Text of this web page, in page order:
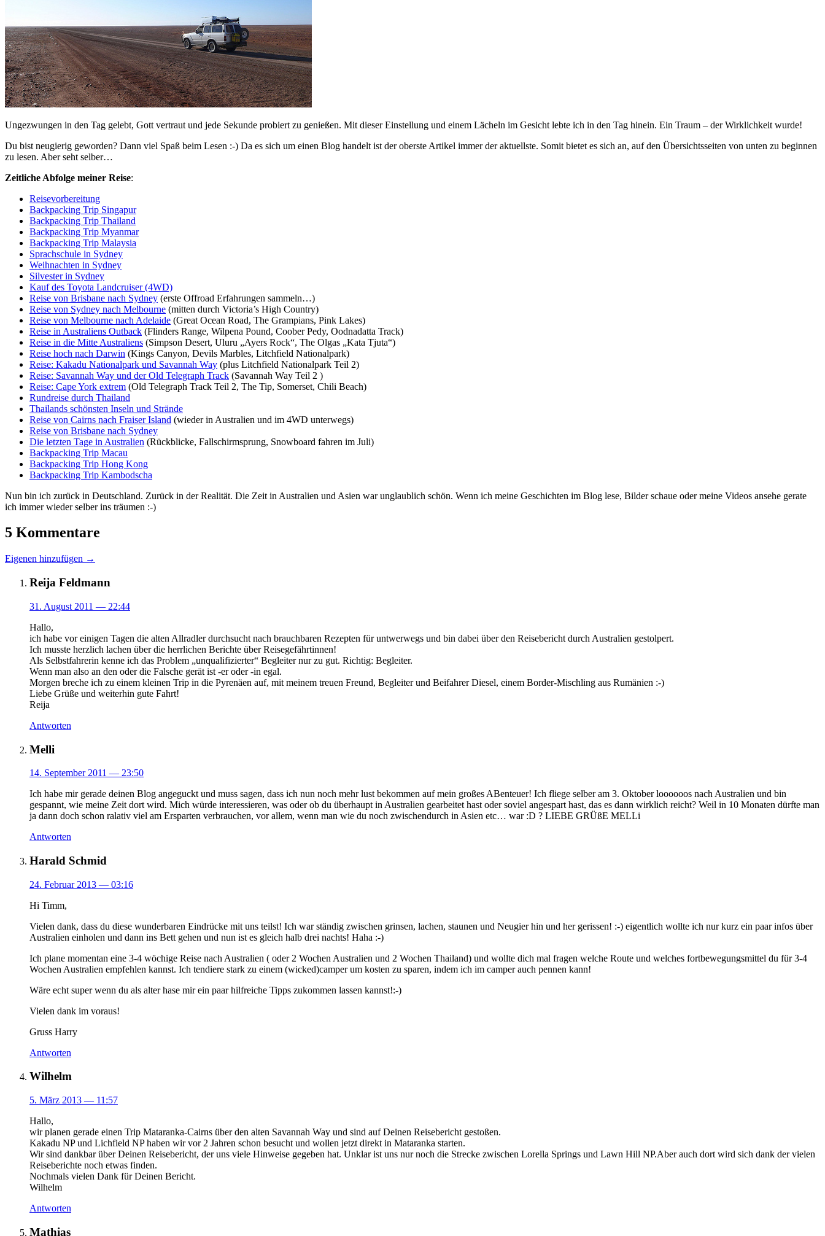
Ungezwungen in den Tag gelebt, Gott vertraut und jede Sekunde probiert zu genießen. Mit dieser Einstellung und einem Lächeln im Gesicht lebte ich in den Tag hinein. Ein Traum – der Wirklichkeit wurde!
Du bist neugierig geworden? Dann viel Spaß beim Lesen :-) Da es sich um einen Blog handelt ist der oberste Artikel immer der aktuellste. Somit bietet es sich an, auf den Übersichtsseiten von unten zu beginnen
zu lesen. Aber seht selber…
Zeitliche Abfolge meiner Reise:
Reisevorbereitung
Backpacking Trip Singapur
Backpacking Trip Thailand
Backpacking Trip Myanmar
Backpacking Trip Malaysia
Sprachschule in Sydney
Weihnachten in Sydney
Silvester in Sydney
Kauf des Toyota Landcruiser (4WD)
Reise von Brisbane nach Sydney (erste Offroad Erfahrungen sammeln…)
Reise von Sydney nach Melbourne (mitten durch Victoria’s High Country)
Reise von Melbourne nach Adelaide (Great Ocean Road, The Grampians, Pink Lakes)
Reise in Australiens Outback (Flinders Range, Wilpena Pound, Coober Pedy, Oodnadatta Track)
Reise in die Mitte Australiens (Simpson Desert, Uluru „Ayers Rock“, The Olgas „Kata Tjuta“)
Reise hoch nach Darwin (Kings Canyon, Devils Marbles, Litchfield Nationalpark)
Reise: Kakadu Nationalpark und Savannah Way (plus Litchfield Nationalpark Teil 2)
Reise: Savannah Way und der Old Telegraph Track (Savannah Way Teil 2 )
Reise: Cape York extrem (Old Telegraph Track Teil 2, The Tip, Somerset, Chili Beach)
Rundreise durch Thailand
Thailands schönsten Inseln und Strände
Reise von Cairns nach Fraiser Island (wieder in Australien und im 4WD unterwegs)
Reise von Brisbane nach Sydney
Die letzten Tage in Australien (Rückblicke, Fallschirmsprung, Snowboard fahren im Juli)
Backpacking Trip Macau
Backpacking Trip Hong Kong
Backpacking Trip Kambodscha
Nun bin ich zurück in Deutschland. Zurück in der Realität. Die Zeit in Australien und Asien war unglaublich schön. Wenn ich meine Geschichten im Blog lese, Bilder schaue oder meine Videos ansehe gerate
ich immer wieder selber ins träumen :-)
5 Kommentare
Eigenen hinzufügen →
Reija Feldmann
31. August 2011 — 22:44
Hallo,
ich habe vor einigen Tagen die alten Allradler durchsucht nach brauchbaren Rezepten für untwerwegs und bin dabei über den Reisebericht durch Australien gestolpert.
Ich musste herzlich lachen über die herrlichen Berichte über Reisegefährtinnen!
Als Selbstfahrerin kenne ich das Problem „unqualifizierter“ Begleiter nur zu gut. Richtig: Begleiter.
Wenn man also an den oder die Falsche gerät ist -er oder -in egal.
Morgen breche ich zu einem kleinen Trip in die Pyrenäen auf, mit meinem treuen Freund, Begleiter und Beifahrer Diesel, einem Border-Mischling aus Rumänien :-)
Liebe Grüße und weiterhin gute Fahrt!
Reija
Antworten
Melli
14. September 2011 — 23:50
Ich habe mir gerade deinen Blog angeguckt und muss sagen, dass ich nun noch mehr lust bekommen auf mein großes ABenteuer! Ich fliege selber am 3. Oktober loooooos nach Australien und bin
gespannt, wie meine Zeit dort wird. Mich würde interessieren, was oder ob du überhaupt in Australien gearbeitet hast oder soviel angespart hast, das es dann wirklich reicht? Weil in 10 Monaten dürfte man
ja dann doch schon ralativ viel am Ersparten verbrauchen, vor allem, wenn man wie du noch zwischendurch in Asien etc… war :D ? LIEBE GRÜßE MELLi
Antworten
Harald Schmid
24. Februar 2013 — 03:16
Hi Timm,
Vielen dank, dass du diese wunderbaren Eindrücke mit uns teilst! Ich war ständig zwischen grinsen, lachen, staunen und Neugier hin und her gerissen! :-) eigentlich wollte ich nur kurz ein paar infos über
Australien einholen und dann ins Bett gehen und nun ist es gleich halb drei nachts! Haha :-)
Ich plane momentan eine 3-4 wöchige Reise nach Australien ( oder 2 Wochen Australien und 2 Wochen Thailand) und wollte dich mal fragen welche Route und welches fortbewegungsmittel du für 3-4
Wochen Australien empfehlen kannst. Ich tendiere stark zu einem (wicked)camper um kosten zu sparen, indem ich im camper auch pennen kann!
Wäre echt super wenn du als alter hase mir ein paar hilfreiche Tipps zukommen lassen kannst!:-)
Vielen dank im voraus!
Gruss Harry
Antworten
Wilhelm
5. März 2013 — 11:57
Hallo,
wir planen gerade einen Trip Mataranka-Cairns über den alten Savannah Way und sind auf Deinen Reisebericht gestoßen.
Kakadu NP und Lichfield NP haben wir vor 2 Jahren schon besucht und wollen jetzt direkt in Mataranka starten.
Wir sind dankbar über Deinen Reisebericht, der uns viele Hinweise gegeben hat. Unklar ist uns nur noch die Strecke zwischen Lorella Springs und Lawn Hill NP.Aber auch dort wird sich dank der vielen
Reiseberichte noch etwas finden.
Nochmals vielen Dank für Deinen Bericht.
Wilhelm
Antworten
Mathias